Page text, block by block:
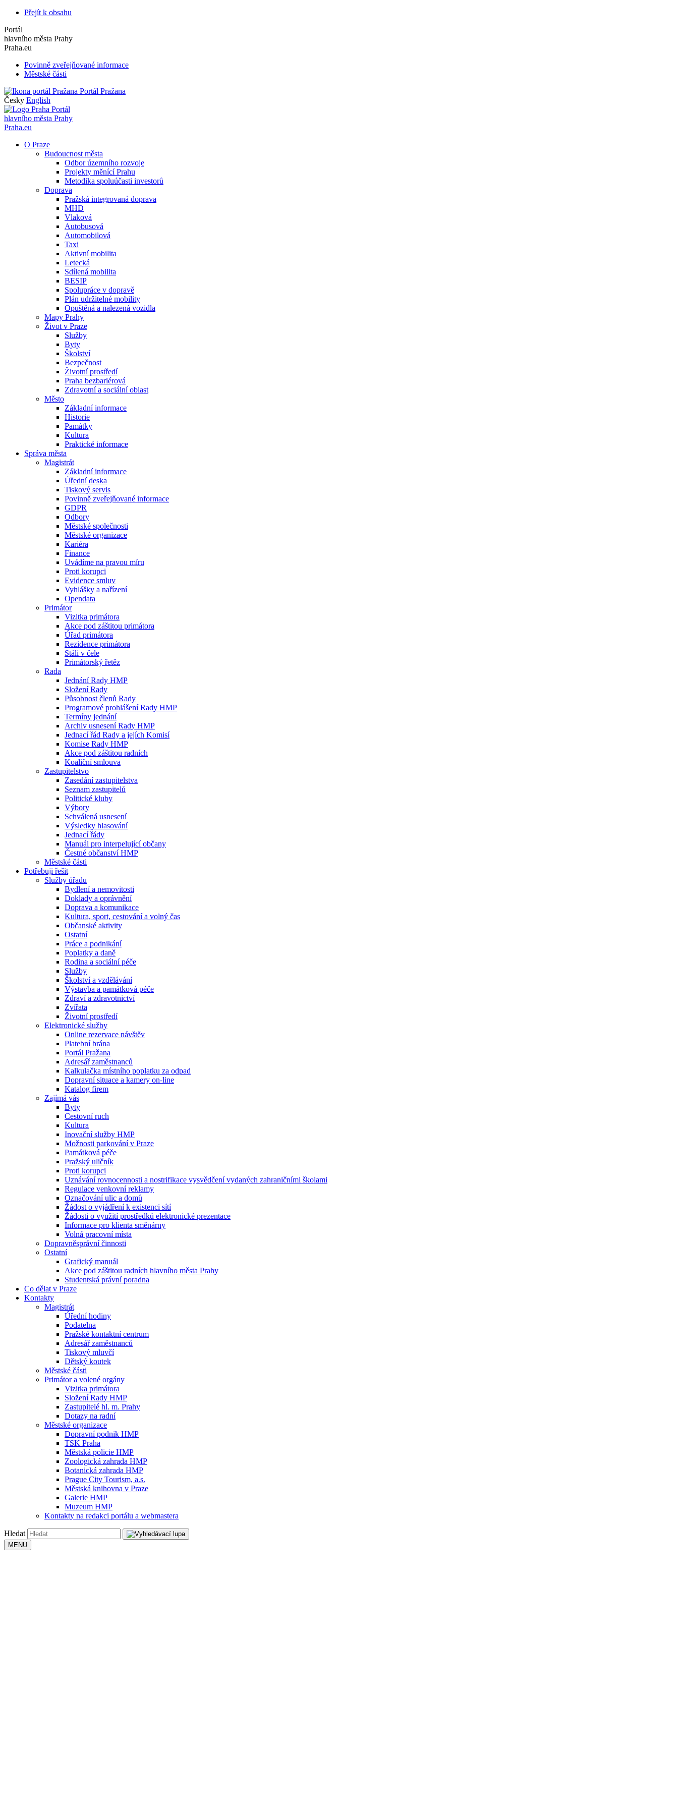
Přejít k obsahu
Portál
hlavního města Prahy
Praha.eu
Povinně zveřejňované informace
Městské části
Portál Pražana
Česky English
Portál
hlavního města Prahy
Praha.eu
O Praze
Budoucnost města
Odbor územního rozvoje
Projekty měnící Prahu
Metodika spoluúčasti investorů
Doprava
Pražská integrovaná doprava
MHD
Vlaková
Autobusová
Automobilová
Taxi
Aktivní mobilita
Letecká
Sdílená mobilita
BESIP
Spolupráce v dopravě
Plán udržitelné mobility
Opuštěná a nalezená vozidla
Mapy Prahy
Život v Praze
Služby
Byty
Školství
Bezpečnost
Životní prostředí
Praha bezbariérová
Zdravotní a sociální oblast
Město
Základní informace
Historie
Památky
Kultura
Praktické informace
Správa města
Magistrát
Základní informace
Úřední deska
Tiskový servis
Povinně zveřejňované informace
GDPR
Odbory
Městské společnosti
Městské organizace
Kariéra
Finance
Uvádíme na pravou míru
Proti korupci
Evidence smluv
Vyhlášky a nařízení
Opendata
Primátor
Vizitka primátora
Akce pod záštitou primátora
Úřad primátora
Rezidence primátora
Stáli v čele
Primátorský řetěz
Rada
Jednání Rady HMP
Složení Rady
Působnost členů Rady
Programové prohlášení Rady HMP
Termíny jednání
Archiv usnesení Rady HMP
Jednací řád Rady a jejích Komisí
Komise Rady HMP
Akce pod záštitou radních
Koaliční smlouva
Zastupitelstvo
Zasedání zastupitelstva
Seznam zastupitelů
Politické kluby
Výbory
Schválená usnesení
Výsledky hlasování
Jednací řády
Manuál pro interpelující občany
Čestné občanství HMP
Městské části
Potřebuji řešit
Služby úřadu
Bydlení a nemovitosti
Doklady a oprávnění
Doprava a komunikace
Kultura, sport, cestování a volný čas
Občanské aktivity
Ostatní
Práce a podnikání
Poplatky a daně
Rodina a sociální péče
Služby
Školství a vzdělávání
Výstavba a památková péče
Zdraví a zdravotnictví
Zvířata
Životní prostředí
Elektronické služby
Online rezervace návštěv
Platební brána
Portál Pražana
Adresář zaměstnanců
Kalkulačka místního poplatku za odpad
Dopravní situace a kamery on-line
Katalog firem
Zajímá vás
Byty
Cestovní ruch
Kultura
Inovační služby HMP
Možnosti parkování v Praze
Památková péče
Pražský uličník
Proti korupci
Uznávání rovnocennosti a nostrifikace vysvědčení vydaných zahraničními školami
Regulace venkovní reklamy
Označování ulic a domů
Žádost o vyjádření k existenci sítí
Žádosti o využití prostředků elektronické prezentace
Informace pro klienta směnárny
Volná pracovní místa
Dopravněsprávní činnosti
Ostatní
Grafický manuál
Akce pod záštitou radních hlavního města Prahy
Studentská právní poradna
Co dělat v Praze
Kontakty
Magistrát
Úřední hodiny
Podatelna
Pražské kontaktní centrum
Adresář zaměstnanců
Tiskový mluvčí
Dětský koutek
Městské části
Primátor a volené orgány
Vizitka primátora
Složení Rady HMP
Zastupitelé hl. m. Prahy
Dotazy na radní
Městské organizace
Dopravní podnik HMP
TSK Praha
Městská policie HMP
Zoologická zahrada HMP
Botanická zahrada HMP
Prague City Tourism, a.s.
Městská knihovna v Praze
Galerie HMP
Muzeum HMP
Kontakty na redakci portálu a webmastera
Hledat
MENU